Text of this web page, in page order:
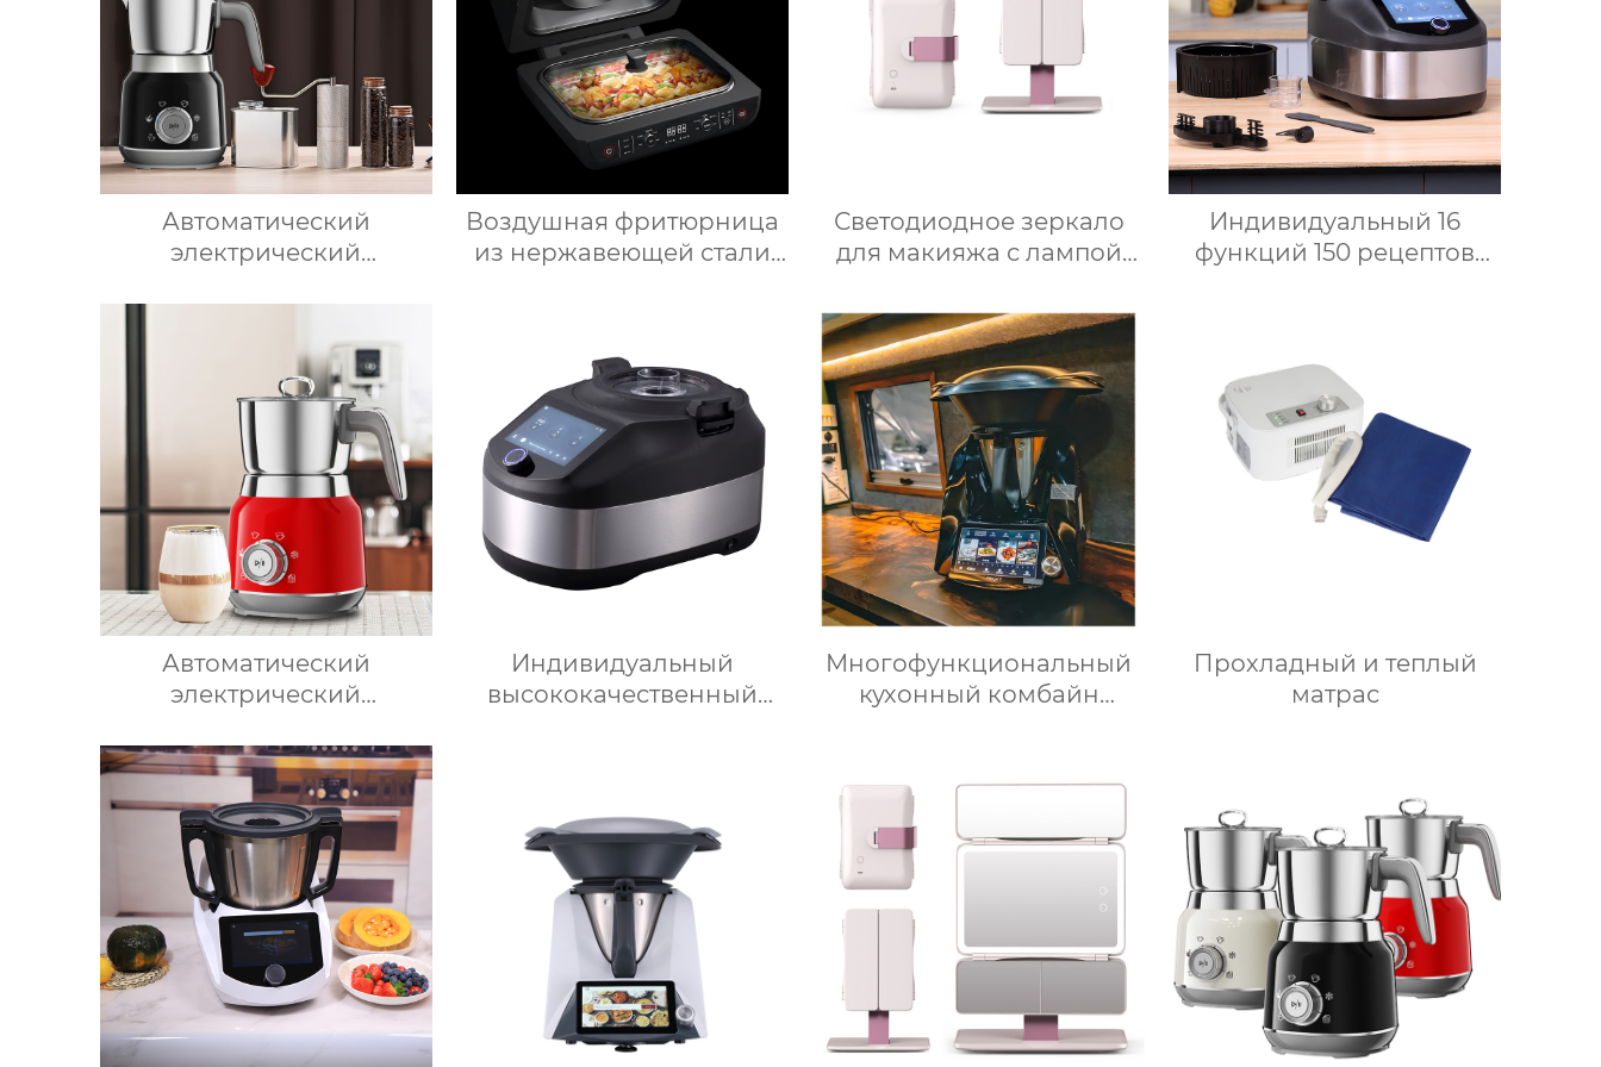
Автоматический
электрический
подогрева шоколада,
корпус из матовой
нержавеющей стали,
домашний пароварочный
аппарат для молока
Воздушная фритюрница
из нержавеющей стали
жира электрическая
воздушная фритюрница
Тостер духовка
воздушная фритюрница
Светодиодное зеркало
для макияжа с лампой
зеркало для спальни
заполняет свет складное
косметическое зеркало
для переодевания
фабрика зеркал
Индивидуальный 16
функций 150 рецептов
многофункциональный
кухонный комбайн
Термопроцессор
Автоматический
электрический
подогрева молока,
подогрева шоколада,
корпус из матовой
нержавеющей стали,
домашний пароварочный
аппарат для молока
Индивидуальный
высококачественный
пищи, кухонный комбайн,
блендер, тепловизор
Многофункциональный
кухонный комбайн
Медленное
приготовление
Прохладный и теплый
матрас